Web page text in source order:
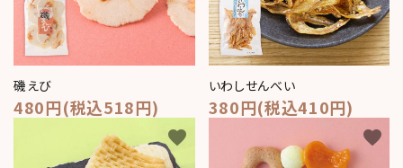
磯えび
480円(税込518円)
いわしせんべい
380円(税込410円)
favorite favorite